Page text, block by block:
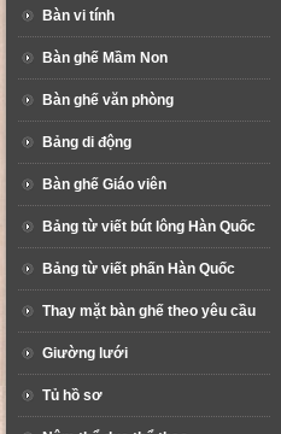
Bàn vi tính
Bàn ghế Mầm Non
Bàn ghế văn phòng
Bảng di động
Bàn ghế Giáo viên
Bảng từ viết bút lông Hàn Quốc
Bảng từ viết phấn Hàn Quốc
Thay mặt bàn ghế theo yêu cầu
Giường lưới
Tủ hồ sơ